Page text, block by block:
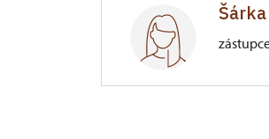
Lvová 1/,